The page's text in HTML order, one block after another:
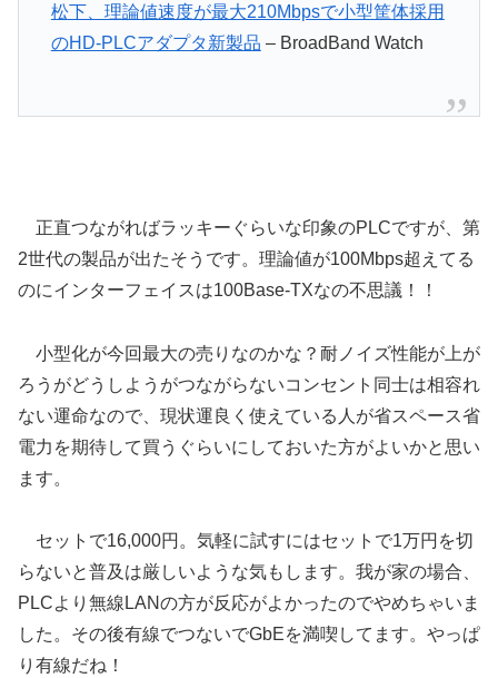
松下、理論値速度が最大210Mbpsで小型筐体採用
のHD-PLCアダプタ新製品 – BroadBand Watch
正直つながればラッキーぐらいな印象のPLCですが、第
2世代の製品が出たそうです。理論値が100Mbps超えてる
のにインターフェイスは100Base-TXなの不思議！！
小型化が今回最大の売りなのかな？耐ノイズ性能が上が
ろうがどうしようがつながらないコンセント同士は相容れ
ない運命なので、現状運良く使えている人が省スペース省
電力を期待して買うぐらいにしておいた方がよいかと思い
ます。
セットで16,000円。気軽に試すにはセットで1万円を切
らないと普及は厳しいような気もします。我が家の場合、
PLCより無線LANの方が反応がよかったのでやめちゃいま
した。その後有線でつないでGbEを満喫してます。やっぱ
り有線だね！